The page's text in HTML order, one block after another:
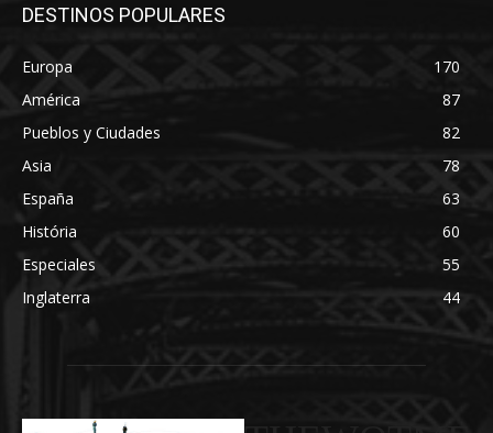
DESTINOS POPULARES
Europa
170
América
87
Pueblos y Ciudades
82
Asia
78
España
63
História
60
Especiales
55
Inglaterra
44